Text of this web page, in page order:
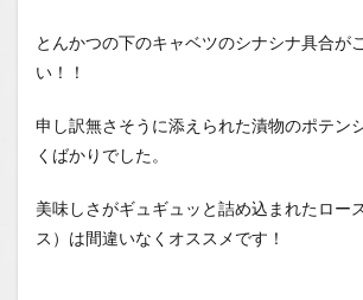
とんかつの下のキャベツのシナシナ具合が
い！！
申し訳無さそうに添えられた漬物のポテン
くばかりでした。
美味しさがギュギュッと詰め込まれたロー
ス）は間違いなくオススメです！